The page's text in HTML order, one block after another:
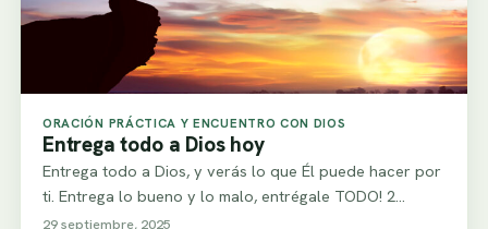
ORACIÓN PRÁCTICA Y ENCUENTRO CON DIOS
Entrega todo a Dios hoy
Entrega todo a Dios, y verás lo que Él puede hacer por
ti. Entrega lo bueno y lo malo, entrégale TODO! 2…
29 septiembre, 2025